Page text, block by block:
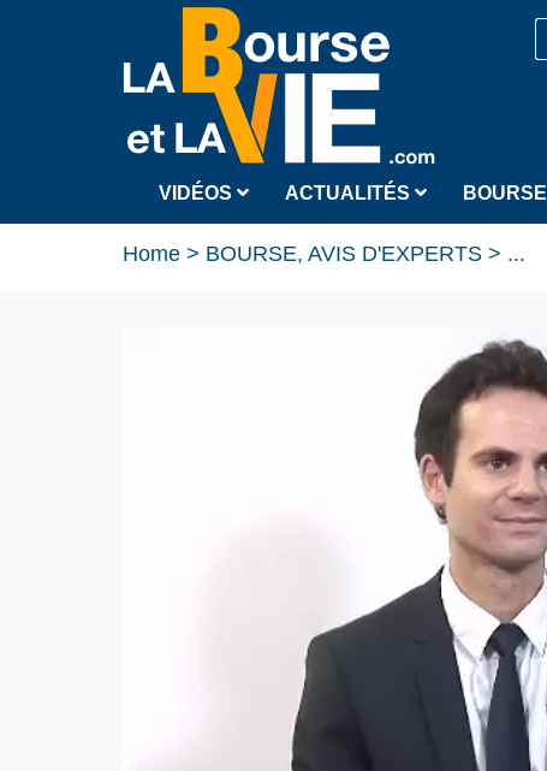
VIDÉOS ACTUALITÉS BOURSE
Home > BOURSE, AVIS D'EXPERTS > ...